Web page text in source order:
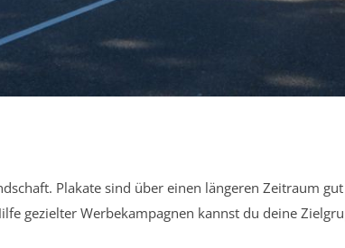
Plakate sind über einen längeren Zeitraum
gezielter Werbekampagnen kannst du deine